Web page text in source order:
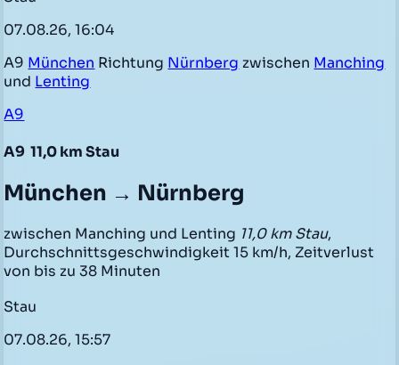
07.08.26, 16:04
A9 München Richtung Nürnberg zwischen Manching
und Lenting
A9
A9 11,0 km Stau
München → Nürnberg
zwischen Manching und Lenting 11,0 km Stau,
Durchschnittsgeschwindigkeit 15 km/h, Zeitverlust
von bis zu 38 Minuten
Stau
07.08.26, 15:57